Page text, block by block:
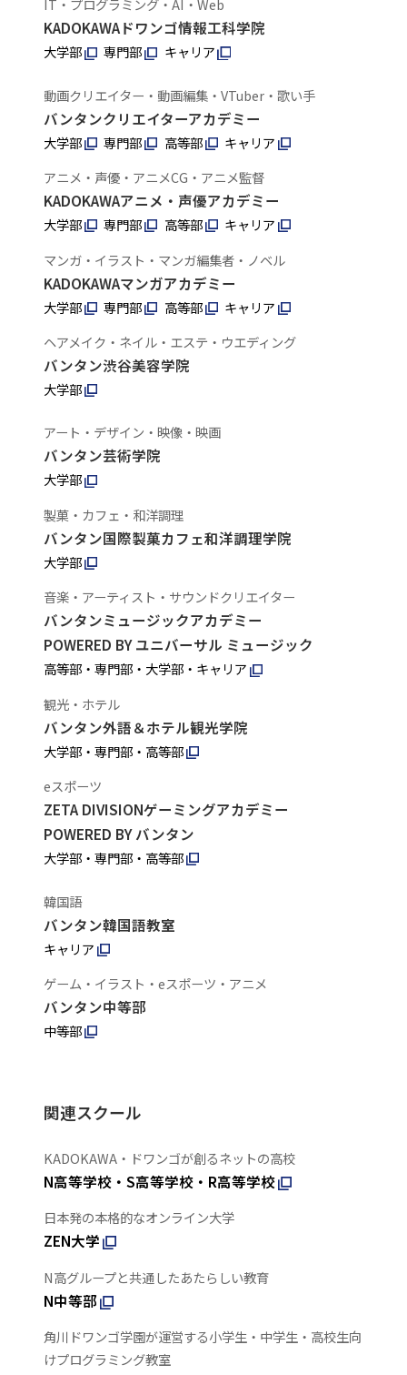
IT・プログラミング・AI・Web
KADOKAWAドワンゴ情報工科学院
大学部 専門部 キャリア
動画クリエイター・動画編集・VTuber・歌い手
バンタンクリエイターアカデミー
大学部 専門部 高等部
キャリア
アニメ・声優・アニメCG・アニメ監督
KADOKAWAアニメ・声優アカデミー
大学部 専門部 高等部
キャリア
マンガ・イラスト・マンガ編集者・ノベル
KADOKAWAマンガアカデミー
大学部 専門部 高等部
キャリア
ヘアメイク・ネイル・エステ・ウエディング
バンタン渋谷美容学院
大学部
アート・デザイン・映像・映画
バンタン芸術学院
大学部
製菓・カフェ・和洋調理
バンタン国際製菓カフェ和洋調理学院
大学部
音楽・アーティスト・サウンドクリエイター
バンタンミュージックアカデミー
POWERED BY ユニバーサル ミュージック
高等部・専門部・大学部・キャリア
観光・ホテル
バンタン外語＆ホテル観光学院
大学部・専門部・高等部
eスポーツ
ZETA DIVISIONゲーミングアカデミー
POWERED BY バンタン
大学部・専門部・高等部
韓国語
バンタン韓国語教室
キャリア
ゲーム・イラスト・eスポーツ・アニメ
バンタン中等部
中等部
関連スクール
KADOKAWA・ドワンゴが創るネットの高校
N高等学校・S高等学校・R高等学校
日本発の本格的なオンライン大学
ZEN大学
N高グループと共通したあたらしい教育
N中等部
角川ドワンゴ学園が運営する小学生・中学生・高校生向
けプログラミング教室